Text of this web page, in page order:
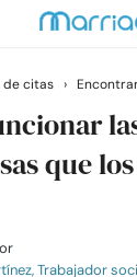
de citas ›
que
Trabajador